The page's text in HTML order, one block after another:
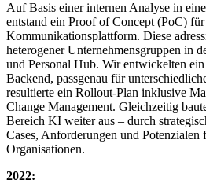
Auf Basis einer internen Analyse in
entstand ein Proof of Concept (PoC)
Kommunikationsplattform. Diese
heterogener Unternehmensgruppen in
und Personal Hub. Wir entwickelten
Backend, passgenau für
resultierte ein Rollout-Plan inklusive
Change Management. Gleichzeitig
Bereich KI weiter aus – durch
Cases, Anforderungen und Potenzialen
Organisationen.
2022: